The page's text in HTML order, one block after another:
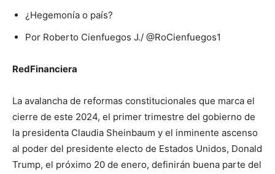
¿Hegemonía o país?
Por Roberto Cienfuegos J./ @RoCienfuegos1
RedFinanciera
La avalancha de reformas constitucionales que marca el
cierre de este 2024, el primer trimestre del gobierno de
la presidenta Claudia Sheinbaum y el inminente ascenso
al poder del presidente electo de Estados Unidos, Donald
Trump, el próximo 20 de enero, definirán buena parte del